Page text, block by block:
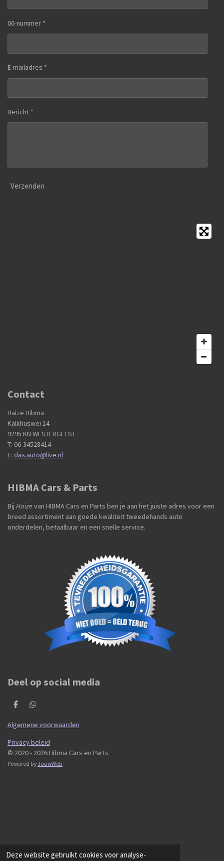
Deze website gebruikt cookies voor analyse-
06-nummer *
E-mailadres *
Bericht *
Verzenden
Contact
Haize Hibma
Kalkhuswei 14
9295 KN WESTERGEEST
T: 06-34528414
E: das.auto@live.nl
HIBMA Cars & Parts
Bij Haizevan HIBMA Cars en Parts ben je aan het juiste adres voor een
breed assortiment aan goede kwaliteit tweedehands auto
onderdelen, betaalbaar en een snelle service.
Deel op social media
D
l
e
D
l
e
Algemene voorwaarden
Privacy beleid
© 2020 - 2026 Hibma Cars en Parts
Powered by JouwWeb